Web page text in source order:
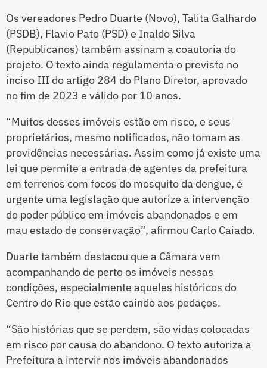
Os vereadores Pedro Duarte (Novo), Talita Galhardo
(PSDB), Flavio Pato (PSD) e Inaldo Silva
(Republicanos) também assinam a coautoria do
projeto. O texto ainda regulamenta o previsto no
inciso III do artigo 284 do Plano Diretor, aprovado
no fim de 2023 e válido por 10 anos.
“Muitos desses imóveis estão em risco, e seus
proprietários, mesmo notificados, não tomam as
providências necessárias. Assim como já existe uma
lei que permite a entrada de agentes da prefeitura
em terrenos com focos do mosquito da dengue, é
urgente uma legislação que autorize a intervenção
do poder público em imóveis abandonados e em
mau estado de conservação”, afirmou Carlo Caiado.
Duarte também destacou que a Câmara vem
acompanhando de perto os imóveis nessas
condições, especialmente aqueles históricos do
Centro do Rio que estão caindo aos pedaços.
“São histórias que se perdem, são vidas colocadas
em risco por causa do abandono. O texto autoriza a
Prefeitura a intervir nos imóveis abandonados